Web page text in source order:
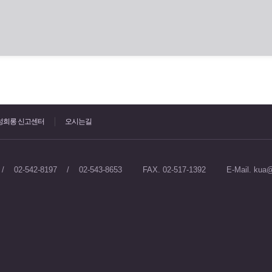
희롱 신고센터 오시는길
/ 02-542-8197 / 02-543-8653 FAX. 02-517-1392 E-Mail.